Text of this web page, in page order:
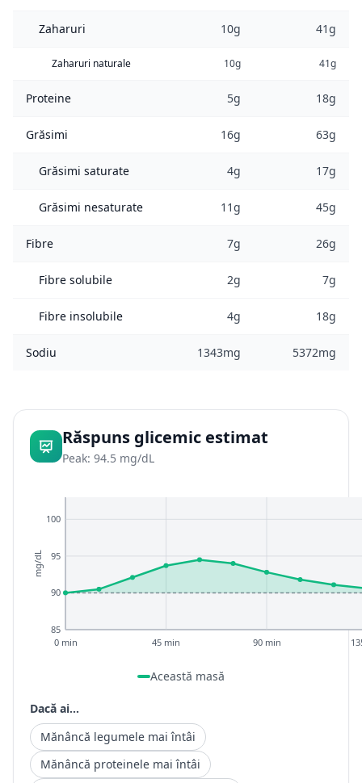
Zaharuri 10g 41g
Zaharuri naturale 10g 41g
Proteine 5g 18g
Grăsimi 16g 63g
Grăsimi saturate 4g 17g
Grăsimi nesaturate 11g 45g
Fibre 7g 26g
Fibre solubile 2g 7g
Fibre insolubile 4g 18g
Sodiu 1343mg 5372mg
Răspuns glicemic estimat
Peak: 94.5 mg/dL
85
90
95
100
0 min 45 min 90 min
mg/dL
Această masă
Dacă ai...
Mănâncă legumele mai întâi
Mănâncă proteinele mai întâi